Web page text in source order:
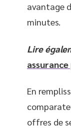
avantage
minutes.
Lire
En
offres de